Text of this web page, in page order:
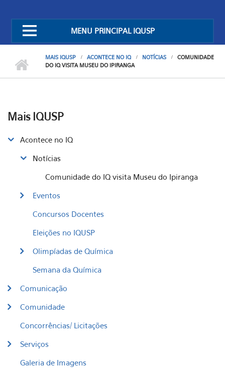
MENU PRINCIPAL IQUSP
MAIS IQUSP ACONTECE NO IQ NOTÍCIAS
COMUNIDADE
DO IQ VISITA MUSEU DO IPIRANGA
Mais IQUSP
Acontece no IQ
Notícias
Comunidade do IQ visita Museu do Ipiranga
Eventos
Concursos Docentes
Eleições no IQUSP
Olimpíadas de Química
Semana da Química
Comunicação
Comunidade
Concorrências/ Licitações
Serviços
Galeria de Imagens